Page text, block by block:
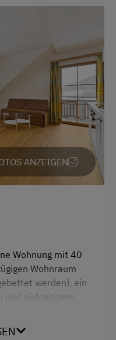
Card
ANZEIGEN
Wohnung mit 40
Wohnraum
werden), ein
und südseitigem